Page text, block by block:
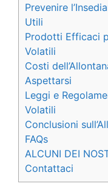
Prevenire
Utili
Prodotti Efficaci
Volatili
Costi
Aspettarsi
Leggi e
Volatili
Conclusioni
FAQs
ALCUNI DEI
Contattaci